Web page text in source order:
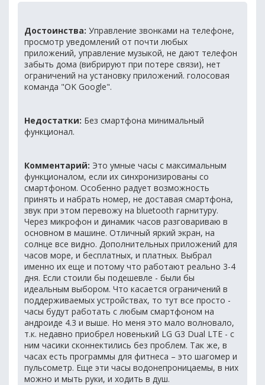
Достоинства: Управление звонками на телефоне,
просмотр уведомлений от почти любых
приложений, управление музыкой, не дают телефон
забыть дома (вибрируют при потере связи), нет
ограничений на установку приложений. голосовая
команда "OK Google".
Недостатки: Без смартфона минимальный
функционал.
Комментарий: Это умные часы с максимальным
функционалом, если их синхронизированы со
смартфоном. Особенно радует возможность
принять и набрать номер, не доставая смартфона,
звук при этом перевожу на bluetooth гарнитуру.
Через микрофон и динамик часов разговариваю в
основном в машине. Отличный яркий экран, на
солнце все видно. Дополнительных приложений для
часов море, и бесплатных, и платных. Выбрал
именно их еще и потому что работают реально 3-4
дня. Если стоили бы подешевле - были бы
идеальным выбором. Что касается ограничений в
поддерживаемых устройствах, то тут все просто -
часы будут работать с любым смартфоном на
андроиде 4.3 и выше. Но меня это мало волновало,
т.к. недавно приобрел новенький LG G3 Dual LTE - с
ним часики сконнектились без проблем. Так же, в
часах есть программы для фитнеса – это шагомер и
пульсометр. Еще эти часы водонепроницаемы, в них
можно и мыть руки, и ходить в душ.